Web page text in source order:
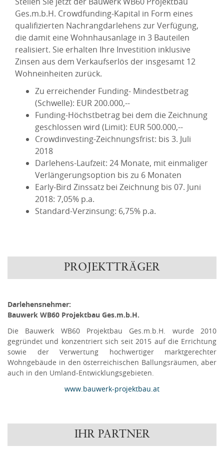
Ges.m.b.H. Crowdfunding-Kapital in Form eines
qualifizierten Nachrangdarlehens zur Verfügung,
die damit eine Wohnhausanlage in 3 Bauteilen
realisiert. Sie erhalten Ihre Investition inklusive
Zinsen aus dem Verkaufserlös der insgesamt 12
Wohneinheiten zurück.
Zu erreichender Funding- Mindestbetrag
(Schwelle): EUR 200.000,--
Funding-Höchstbetrag bei dem die Zeichnung
geschlossen wird (Limit): EUR 500.000,--
Crowdinvesting-Zeichnungsfrist: bis 3. Juli
2018
Darlehens-Laufzeit: 24 Monate, mit einmaliger
Verlängerungsoption bis zu 6 Monaten
Early-Bird Zinssatz bei Zeichnung bis 07. Juni
2018: 7,05% p.a.
Standard-Verzinsung: 6,75% p.a.
PROJEKTTRÄGER
Darlehensnehmer:
Bauwerk WB60 Projektbau Ges.m.b.H.
Die Bauwerk WB60 Projektbau Ges.m.b.H. wurde 2010
gegründet und konzentriert sich seit 2015 auf die Errichtung
sowie der Verwertung hochwertiger marktgerechter
Wohngebäude in den österreichischen Ballungsräumen, aber
auch in den Umland-Entwicklungsgebieten.
www.bauwerk-projektbau.at
IHR PARTNER